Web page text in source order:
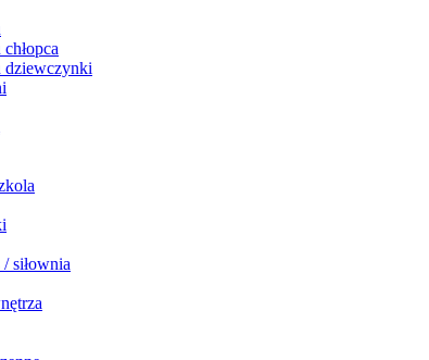
dziewczynki
siłownia